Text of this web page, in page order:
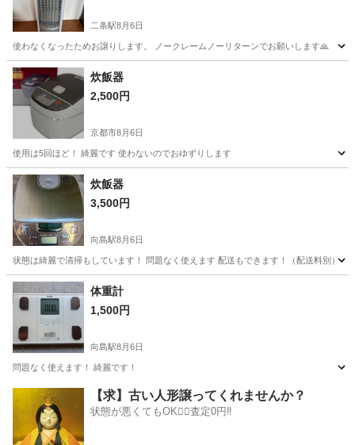
二条駅8月6日
使わなくなったためお譲りします。 ノークレームノーリターンでお願いします🙏
京都 京都市 二条駅
炊飯器
2,500円
京都市8月6日
使用は5回ほど！ 綺麗です 使わないのでおゆずりします
京都 京都市 キッチン家電
炊飯器
3,500円
向島駅8月6日
状態は綺麗で清掃もしています！ 問題なく使えます 配送もできます！（配送料別）
京都 京都市 向島駅
体重計
1,500円
向島駅8月6日
問題なく使えます！ 綺麗です！
向島駅 生活家電
【求】古い人形譲ってくれませんか？
状態が悪くてもOK🙆‍♀️査定0円‼️